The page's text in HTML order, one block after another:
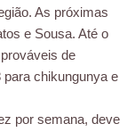
As próximas
e Sousa. Até o
de
chikungunya e
por semana, deve